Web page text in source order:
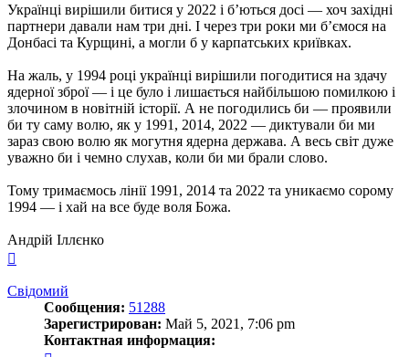
Українці вирішили битися у 2022 і бʼються досі — хоч західні
партнери давали нам три дні. І через три роки ми бʼємося на
Донбасі та Курщині, а могли б у карпатських криївках.
На жаль, у 1994 році українці вирішили погодитися на здачу
ядерної зброї — і це було і лишається найбільшою помилкою і
злочином в новітній історії. А не погодились би — проявили
би ту саму волю, як у 1991, 2014, 2022 — диктували би ми
зараз свою волю як могутня ядерна держава. А весь світ дуже
уважно би і чемно слухав, коли би ми брали слово.
Тому тримаємось лінії 1991, 2014 та 2022 та уникаємо сорому
1994 — і хай на все буде воля Божа.
Андрій Іллєнко
началу
Свідомий
Сообщения: 51288
Зарегистрирован: Май 5, 2021, 7:06 pm
Контактная информация: